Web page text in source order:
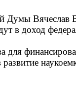
Думы Вячеслав
в доход
для
развитие